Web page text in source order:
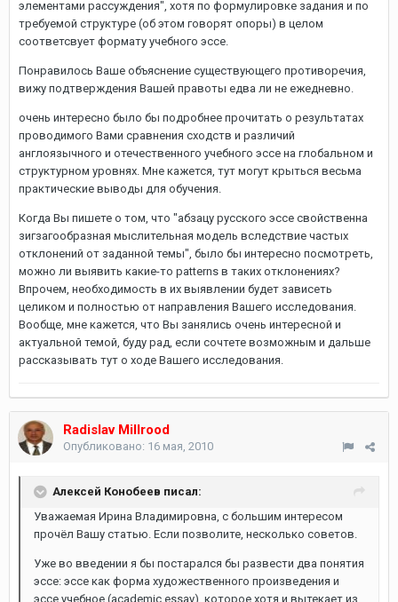
элементами рассуждения", хотя по формулировке задания и по
требуемой структуре (об этом говорят опоры) в целом
соответсвует формату учебного эссе.
Понравилось Ваше объяснение существующего противоречия,
вижу подтверждения Вашей правоты едва ли не ежедневно.
очень интересно было бы подробнее прочитать о результатах
проводимого Вами сравнения сходств и различий
англоязычного и отечественного учебного эссе на глобальном и
структурном уровнях. Мне кажется, тут могут крыться весьма
практические выводы для обучения.
Когда Вы пишете о том, что "абзацу русского эссе свойственна
зигзагообразная мыслительная модель вследствие частых
отклонений от заданной темы", было бы интересно посмотреть,
можно ли выявить какие-то patterns в таких отклонениях?
Впрочем, необходимость в их выявлении будет зависеть
целиком и полностью от направления Вашего исследования.
Вообще, мне кажется, что Вы занялись очень интересной и
актуальной темой, буду рад, если сочтете возможным и дальше
рассказывать тут о ходе Вашего исследования.
Radislav Millrood
Опубликовано: 16 мая, 2010
Алексей Конобеев писал:
Уважаемая Ирина Владимировна, с большим интересом
прочёл Вашу статью. Если позволите, несколько советов.
Уже во введении я бы постарался бы развести два понятия
эссе: эссе как форма художественного произведения и
эссе учебное (academic essay), которое хотя и вытекает из